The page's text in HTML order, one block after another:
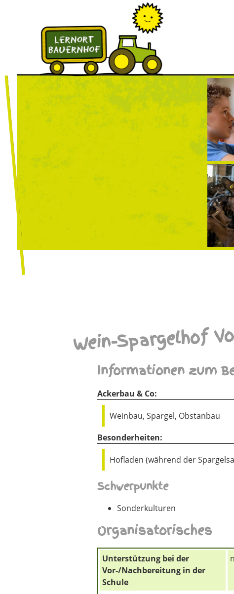
Wein-Spargelhof
Informationen zum
Ackerbau & Co:
Weinbau, Spargel, Obstanbau
Besonderheiten:
Hofladen (während der
Schwerpunkte
Sonderkulturen
Organisatorisches
Unterstützung bei der
Vor-/Nachbereitung in der
Schule